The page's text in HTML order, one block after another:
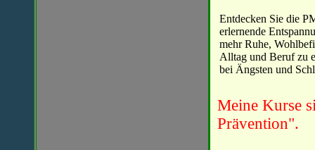
Entdecken Sie die
erlernende
mehr Ruhe,
Alltag und Beruf zu
bei Ängsten und
Meine Kurse
Prävention".